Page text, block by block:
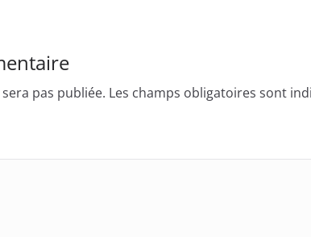
pas publiée. Les champs obligatoires sont